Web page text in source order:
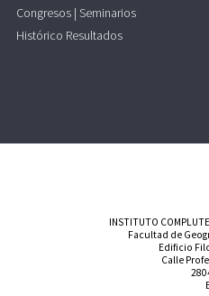
Congresos | Seminarios
Histórico Resultados
INSTITUTO
Facultad de
Edificio
Calle